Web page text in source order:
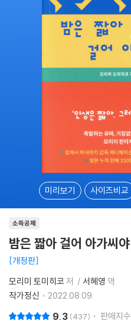
미리보기 사이즈비교
소득공제
밤은 짧아 걸어 아가씨야
개정판
모리미 토미히코 저 서혜영 역
작가정신
2022.08.09.
9.3 437 판매지수